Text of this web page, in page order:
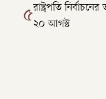
৫রাষ্ট্রপতি
২০ আগস্ট